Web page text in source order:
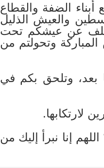
أبناء الضفة والقطاع
والعيش الذليل
عن عيشكم تحت
وتحولتم من
بعد، وتلحق بكم في
لارتكابها.
إنا نبرأ إليك من